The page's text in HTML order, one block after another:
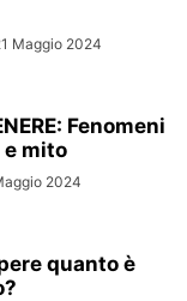
Maggio 2024
Fenomeni
mito
2024
quanto è